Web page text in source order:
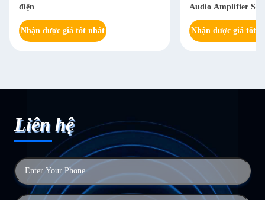
điện
Nhận được giá tốt nhất
Audio Amplifier
Nhận được giá tốt
Liên hệ